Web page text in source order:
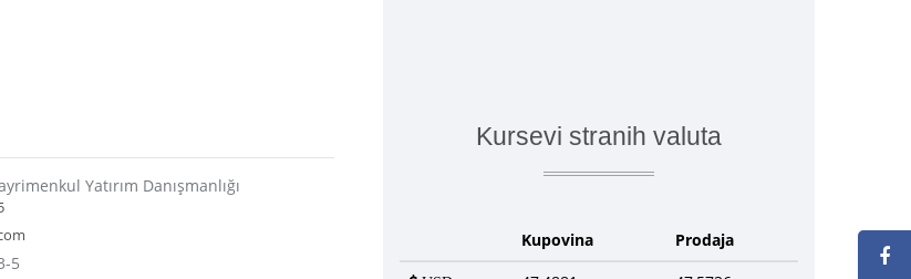
Yatırım Danışmanlığı
5
Kursevi stranih valuta
Kupovina Prodaja